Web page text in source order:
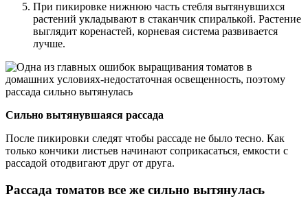
При пикировке нижнюю часть стебля вытянувшихся
растений укладывают в стаканчик спиралькой. Растение
выглядит коренастей, корневая система развивается
лучше.
Сильно вытянувшаяся рассада
После пикировки следят чтобы рассаде не было тесно. Как
только кончики листьев начинают соприкасаться, емкости с
рассадой отодвигают друг от друга.
Рассада томатов все же сильно вытянулась